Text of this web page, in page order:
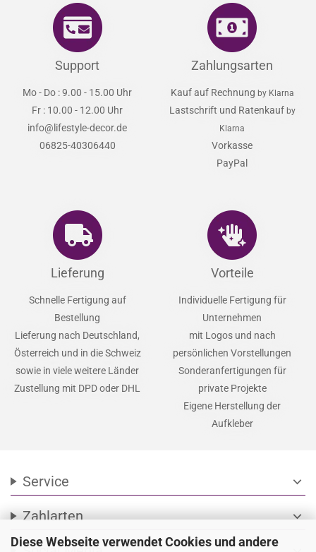
Diese Webseite verwendet Cookies und andere
Support
Mo - Do : 9.00 - 15.00 Uhr
Fr : 10.00 - 12.00 Uhr
info@lifestyle-decor.de
06825-40306440
Zahlungsarten
Kauf auf Rechnung by Klarna
Lastschrift und Ratenkauf by
Klarna
Vorkasse
PayPal
Lieferung
Schnelle Fertigung auf
Bestellung
Lieferung nach Deutschland,
Österreich und in die Schweiz
sowie in viele weitere Länder
Zustellung mit DPD oder DHL
Vorteile
Individuelle Fertigung für
Unternehmen
mit Logos und nach
persönlichen Vorstellungen
Sonderanfertigungen für
private Projekte
Eigene Herstellung der
Aufkleber
Service expand_more
Zahlarten expand_more